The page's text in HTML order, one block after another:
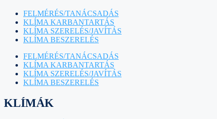
FELMÉRÉS/TANÁCSADÁS
KLÍMA KARBANTARTÁS
KLÍMA SZERELÉS/JAVÍTÁS
KLÍMA BESZERELÉS
FELMÉRÉS/TANÁCSADÁS
KLÍMA KARBANTARTÁS
KLÍMA SZERELÉS/JAVÍTÁS
KLÍMA BESZERELÉS
KLÍMÁK